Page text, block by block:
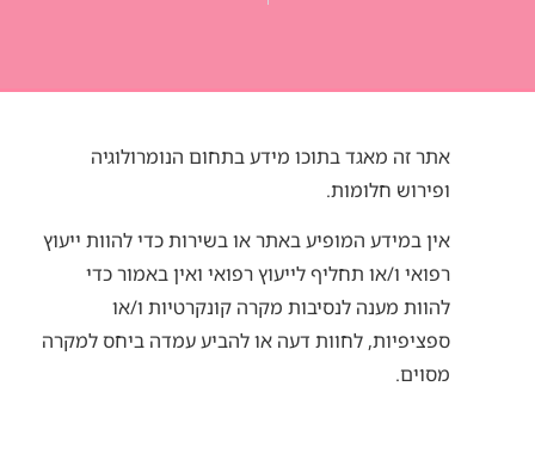
אתר זה מאגד בתוכו מידע בתחום הנומרולוגיה
ופירוש חלומות.
אין במידע המופיע באתר או בשירות כדי להוות ייעוץ
רפואי ו/או תחליף לייעוץ רפואי ואין באמור כדי
להוות מענה לנסיבות מקרה קונקרטיות ו/או
ספציפיות, לחוות דעה או להביע עמדה ביחס למקרה
מסוים.